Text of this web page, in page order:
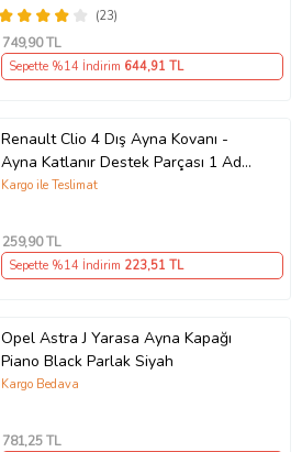
(23)
749,90 TL
Sepette %14 İndirim 644,91 TL
Renault Clio 4 Dış Ayna Kovanı -
Ayna Katlanır Destek Parçası 1 Adet
490307706 M3625
Kargo ile Teslimat
259,90 TL
Sepette %14 İndirim 223,51 TL
Opel Astra J Yarasa Ayna Kapağı
Piano Black Parlak Siyah
Kargo Bedava
781,25 TL